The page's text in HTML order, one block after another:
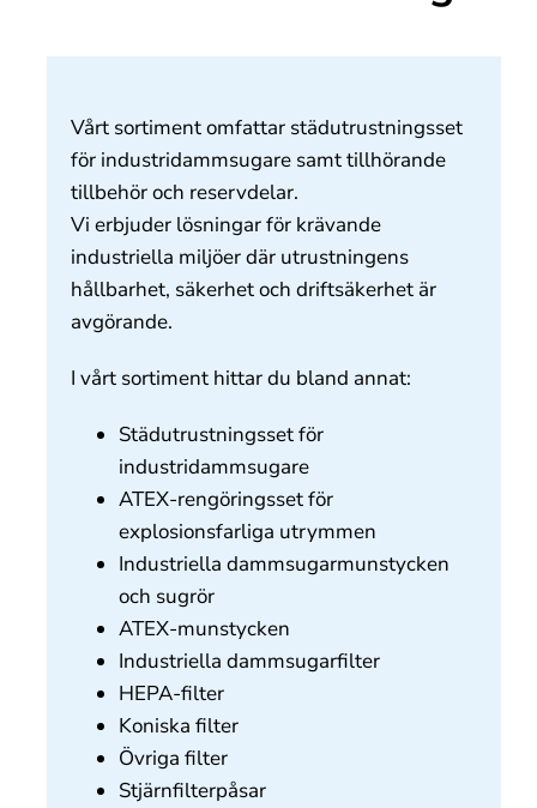
Vårt sortiment omfattar städutrustningsset
för industridammsugare samt tillhörande
tillbehör och reservdelar.
Vi erbjuder lösningar för krävande
industriella miljöer där utrustningens
hållbarhet, säkerhet och driftsäkerhet är
avgörande.
I vårt sortiment hittar du bland annat:
Städutrustningsset för
industridammsugare
ATEX-rengöringsset för
explosionsfarliga utrymmen
Industriella dammsugarmunstycken
och sugrör
ATEX-munstycken
Industriella dammsugarfilter
HEPA-filter
Koniska filter
Övriga filter
Stjärnfilterpåsar